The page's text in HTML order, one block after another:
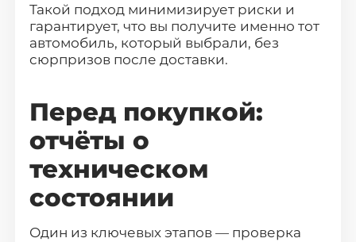
Такой подход минимизирует риски и
гарантирует, что вы получите именно тот
автомобиль, который выбрали, без
сюрпризов после доставки.
Перед покупкой:
отчёты о
техническом
состоянии
Один из ключевых этапов — проверка